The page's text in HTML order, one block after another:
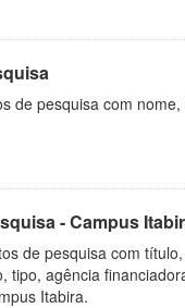
de pesquisa com
- Campus
de pesquisa com
tipo, agência
Itabira.